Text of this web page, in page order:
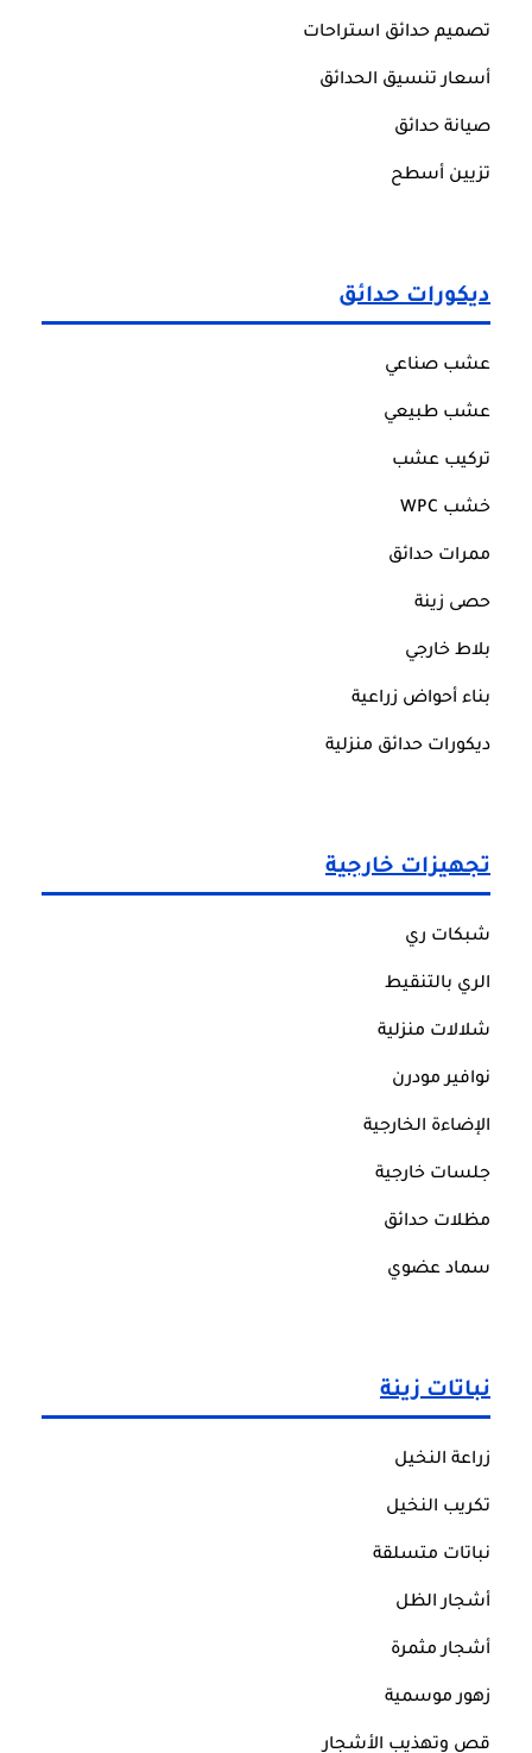
تصميم حدائق استراحات
أسعار تنسيق الحدائق
صيانة حدائق
تزيين أسطح
ديكورات حدائق
عشب صناعي
عشب طبيعي
تركيب عشب
خشب WPC
ممرات حدائق
حصى زينة
بلاط خارجي
بناء أحواض زراعية
ديكورات حدائق منزلية
تجهيزات خارجية
شبكات ري
الري بالتنقيط
شلالات منزلية
نوافير مودرن
الإضاءة الخارجية
جلسات خارجية
مظلات حدائق
سماد عضوي
نباتات زينة
زراعة النخيل
تكريب النخيل
نباتات متسلقة
أشجار الظل
أشجار مثمرة
زهور موسمية
قص وتهذيب الأشجار